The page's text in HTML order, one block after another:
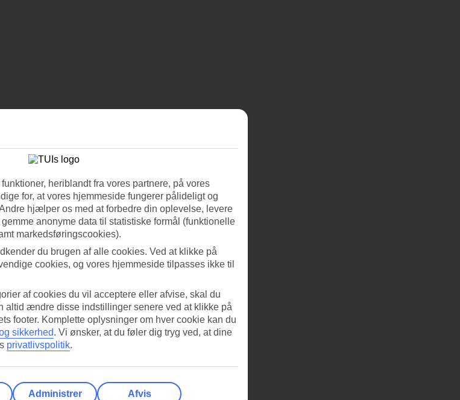
heriblandt fra vores partnere, på vores
for, at vores hjemmeside fungerer pålideligt og
hjælper os med at forbedre din oplevelse, levere
anonyme data til statistiske formål (funktionelle
markedsføringscookies).
du brugen af alle cookies. Ved at klikke på
cookies, og vores hjemmeside tilpasses ikke til
af cookies du vil acceptere eller afvise, skal du
altid ændre disse indstillinger senere ved at klikke på
footer. Komplette oplysninger om hver cookie kan du
sikkerhed. Vi ønsker, at du føler dig tryg ved, at dine
privatlivspolitik.
Administrer Afvis